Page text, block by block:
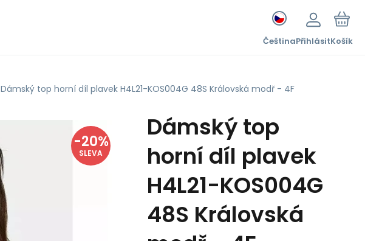
ČeštinaPřihlásitKošík
Dámský top horní díl plavek H4L21-KOS004G 48S Královská modř - 4F
-20%
SLEVA
Dámský top
horní díl plavek
H4L21-KOS004G
48S Královská